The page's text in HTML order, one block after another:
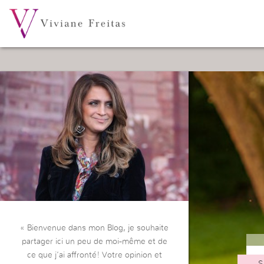
« Bienvenue dans mon Blog, je souhaite
partager ici un peu de moi-même et de
ce que j’ai affronté! Votre opinion et